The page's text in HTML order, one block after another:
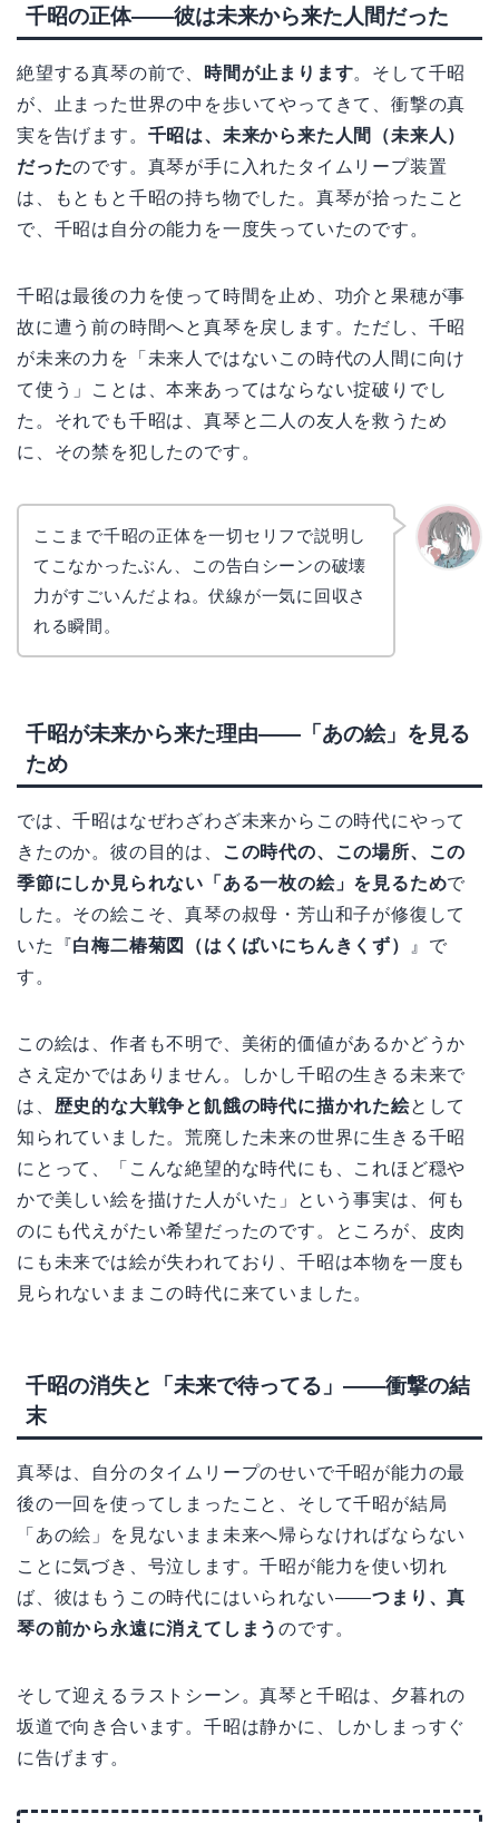
千昭の正体——彼は未来から来た人間だった
絶望する真琴の前で、 時間が止まります。そして千昭
が、止まった世界の中を歩いてやってきて、衝撃の真
実を告げます。 千昭は、未来から来た人間（未来人）
だったのです。真琴が手に入れたタイムリープ装置
は、もともと千昭の持ち物でした。真琴が拾ったこと
で、千昭は自分の能力を一度失っていたのです。
千昭は最後の力を使って時間を止め、功介と果穂が事
故に遭う前の時間へと真琴を戻します。ただし、千昭
が未来の力を「未来人ではないこの時代の人間に向け
て使う」ことは、本来あってはならない掟破りでし
た。それでも千昭は、真琴と二人の友人を救うため
に、その禁を犯したのです。
ここまで千昭の正体を一切セリフで説明し
てこなかったぶん、この告白シーンの破壊
力がすごいんだよね。伏線が一気に回収さ
れる瞬間。
千昭が未来から来た理由——「あの絵」を見る
ため
では、千昭はなぜわざわざ未来からこの時代にやって
きたのか。彼の目的は、
この時代の、この場所、この
季節にしか見られない「ある一枚の絵」を見るためで
した。その絵こそ、真琴の叔母・芳山和子が修復して
いた『白梅二椿菊図（はくばいにちんきくず）
』で
す。
この絵は、作者も不明で、美術的価値があるかどうか
さえ定かではありません。しかし千昭の生きる未来で
は、 歴史的な大戦争と飢餓の時代に描かれた絵として
知られていました。荒廃した未来の世界に生きる千昭
にとって、「こんな絶望的な時代にも、これほど穏や
かで美しい絵を描けた人がいた」という事実は、何も
のにも代えがたい希望だったのです。ところが、皮肉
にも未来では絵が失われており、千昭は本物を一度も
見られないままこの時代に来ていました。
千昭の消失と「未来で待ってる」——衝撃の結
末
真琴は、自分のタイムリープのせいで千昭が能力の最
後の一回を使ってしまったこと、そして千昭が結局
「あの絵」を見ないまま未来へ帰らなければならない
ことに気づき、号泣します。千昭が能力を使い切れ
ば、彼はもうこの時代にはいられない——つまり、真
琴の前から永遠に消えてしまうのです。
そして迎えるラストシーン。真琴と千昭は、夕暮れの
坂道で向き合います。千昭は静かに、しかしまっすぐ
に告げます。